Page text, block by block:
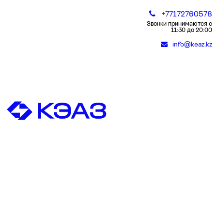
+77172760578
Звонки принимаются с
11:30 до 20:00
info@keaz.kz